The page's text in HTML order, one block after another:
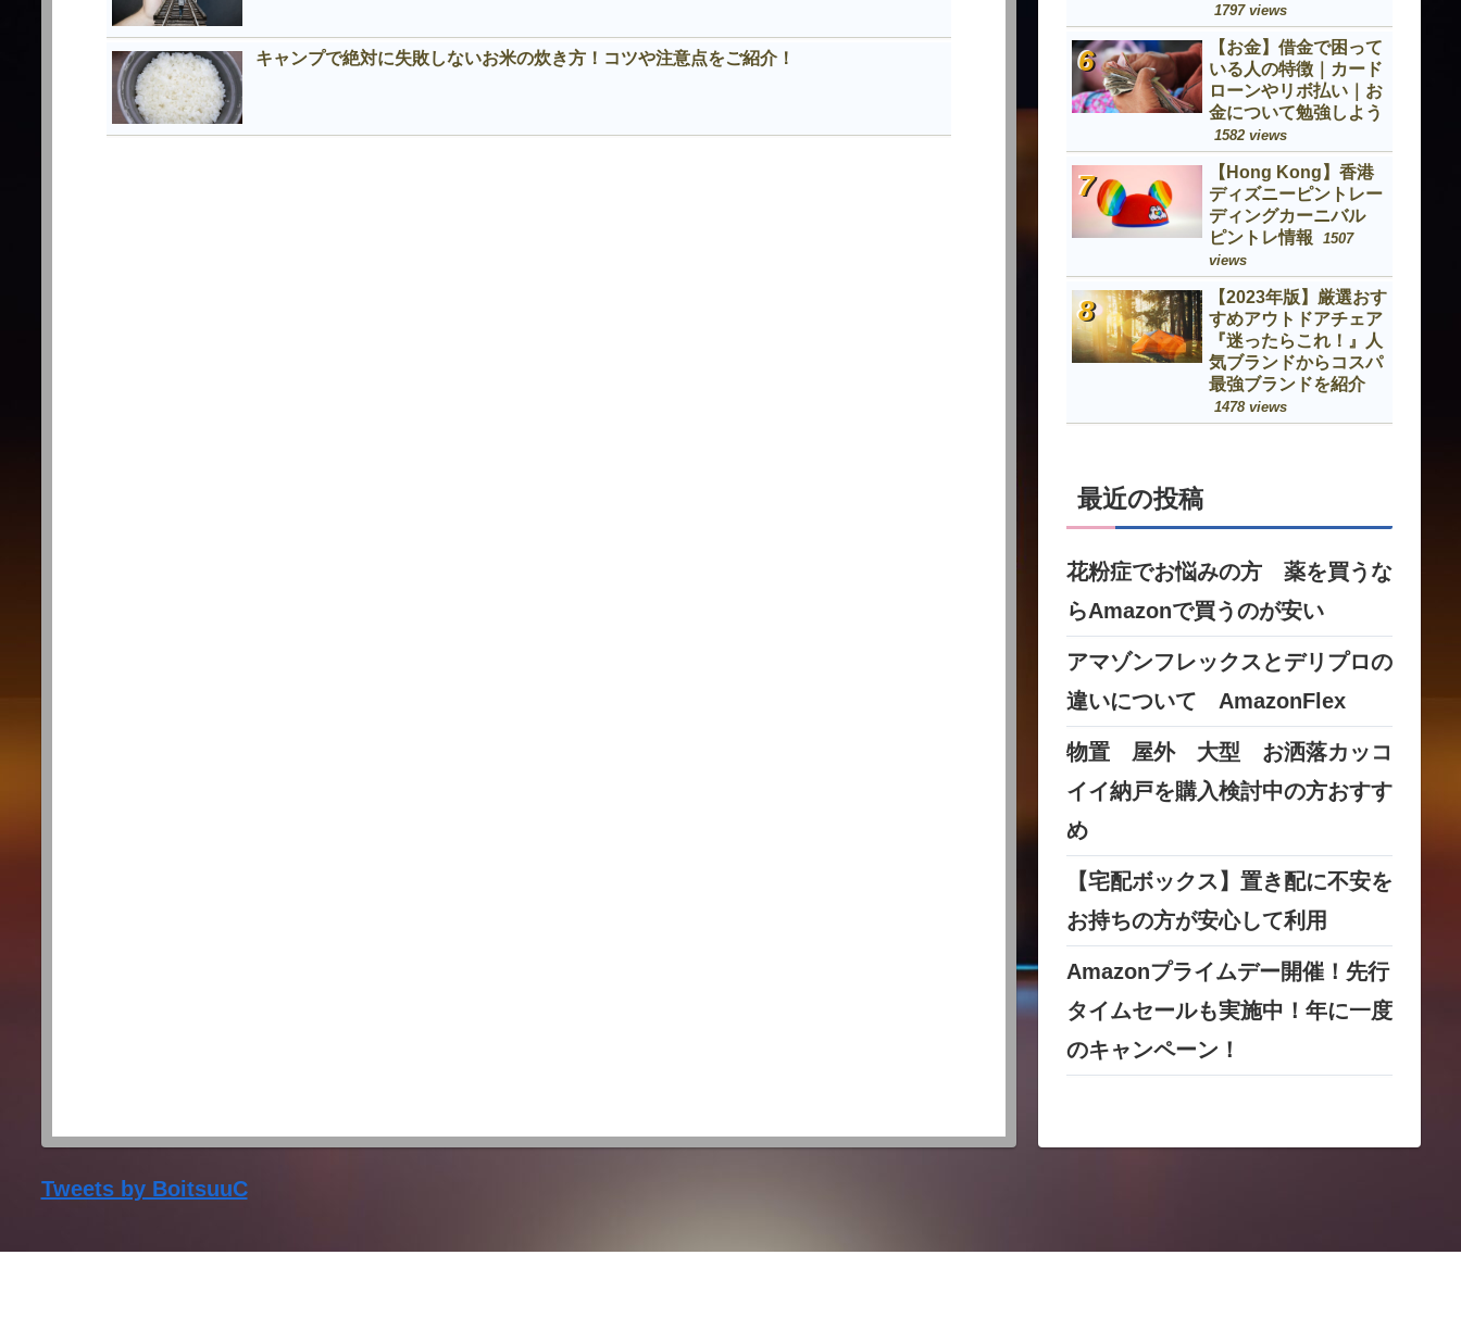
キャンプで絶対に失敗しないお米の炊き方！コツや注意点をご紹介！
1797 views
【お金】借金で困って
いる人の特徴｜カード
ローンやリボ払い｜お
金について勉強しよう
1582 views
【Hong Kong】香港
ディズニーピントレー
ディングカーニバル
ピントレ情報
1507
views
【2023年版】厳選おす
すめアウトドアチェア
『迷ったらこれ！』人
気ブランドからコスパ
最強ブランドを紹介
1478 views
最近の投稿
花粉症でお悩みの方 薬を買うな
らAmazonで買うのが安い
アマゾンフレックスとデリプロの
違いについて AmazonFlex
物置 屋外 大型 お洒落カッコ
イイ納戸を購入検討中の方おすす
め
【宅配ボックス】置き配に不安を
お持ちの方が安心して利用
Amazonプライムデー開催！先行
タイムセールも実施中！年に一度
のキャンペーン！
Tweets by BoitsuuC